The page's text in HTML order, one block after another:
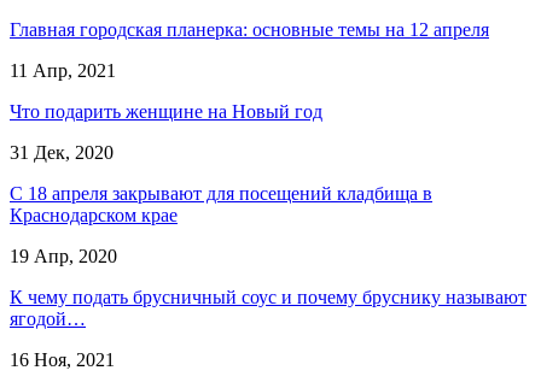
Главная городская планерка: основные темы на 12 апреля
11 Апр, 2021
Что подарить женщине на Новый год
31 Дек, 2020
С 18 апреля закрывают для посещений кладбища в
Краснодарском крае
19 Апр, 2020
К чему подать брусничный соус и почему бруснику называют
ягодой…
16 Ноя, 2021